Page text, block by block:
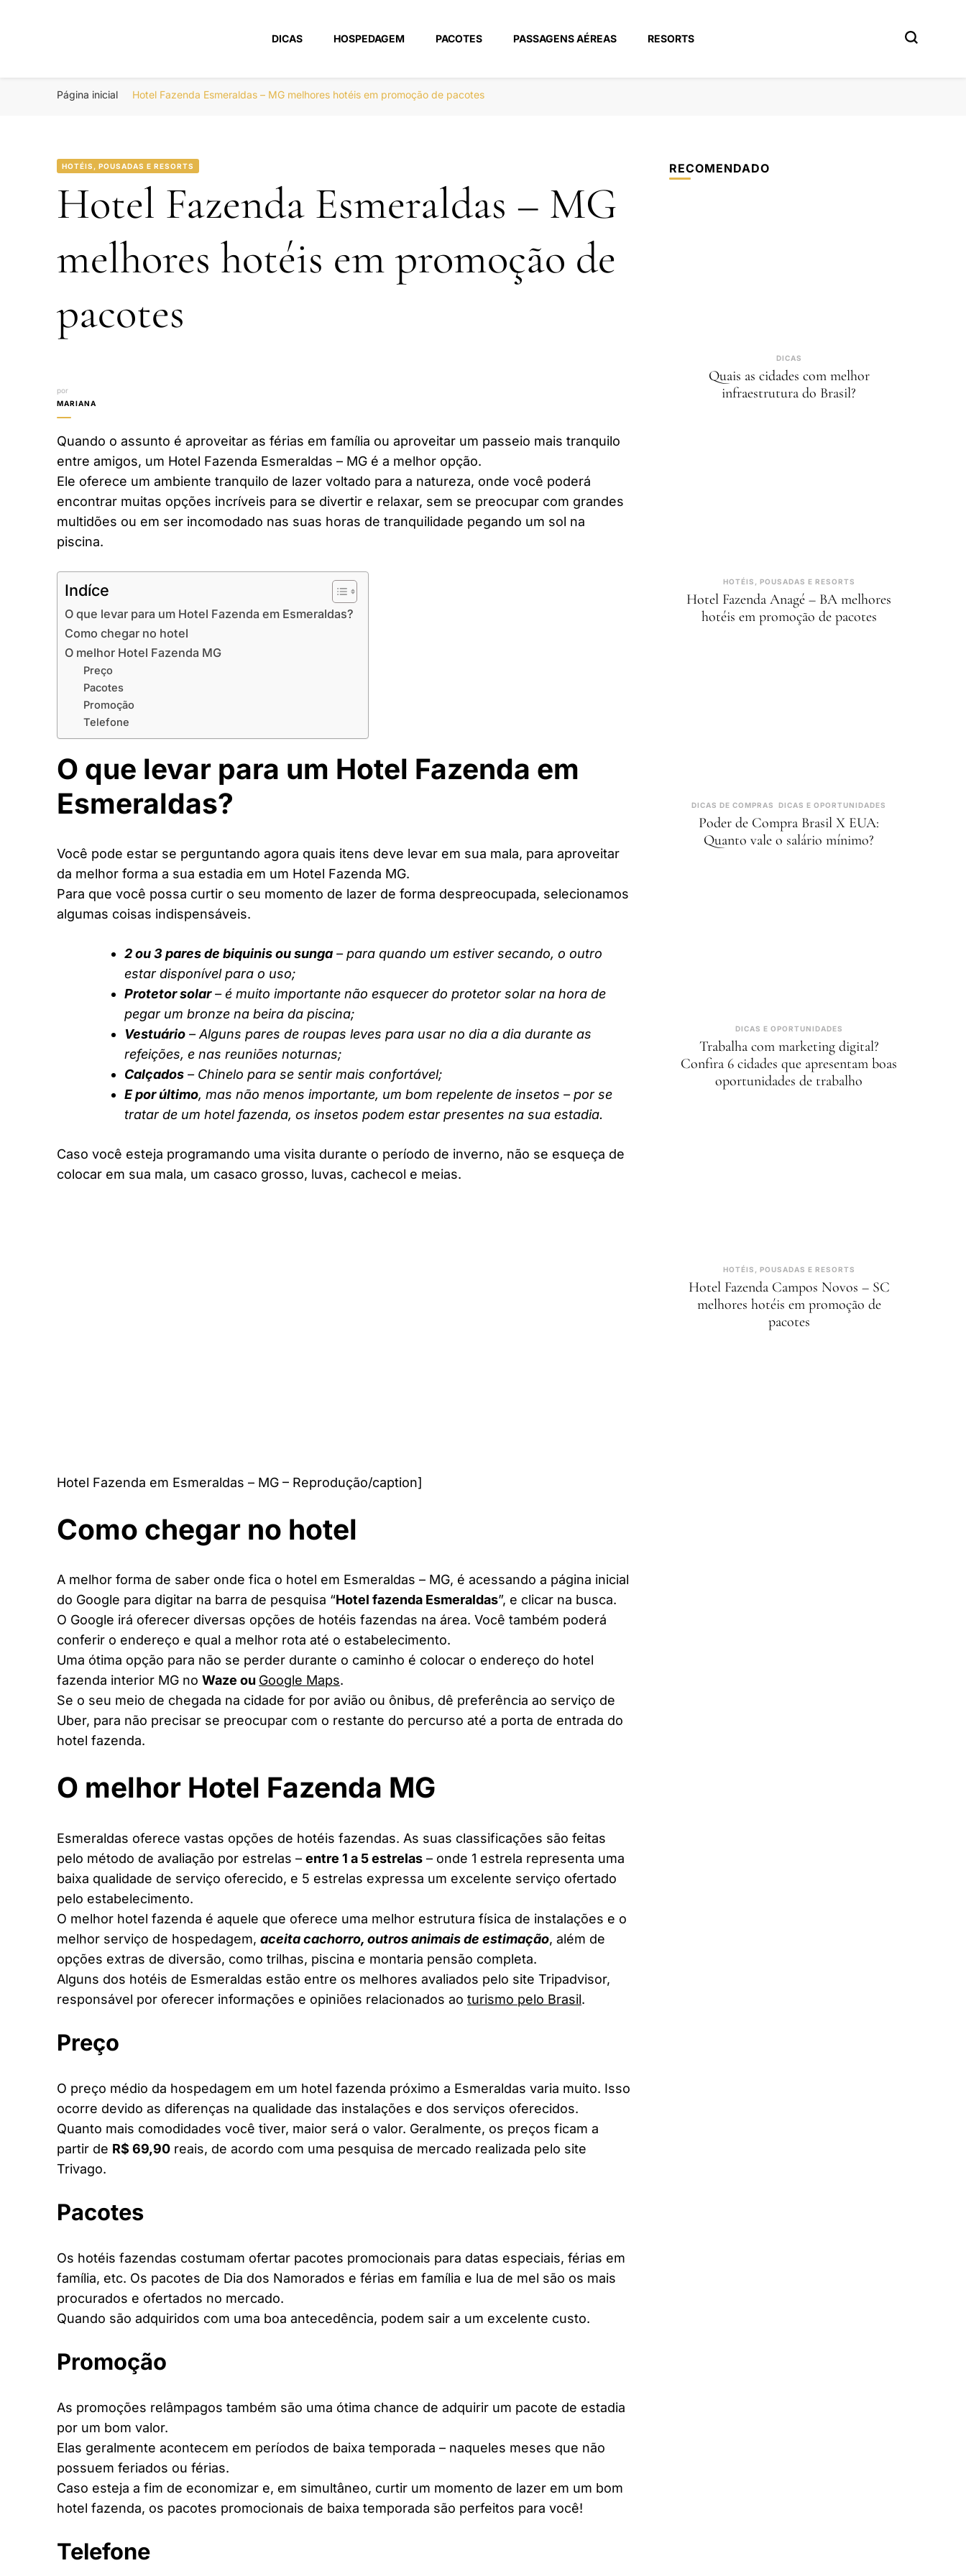
Portal Boa Viagem
DICAS HOSPEDAGEM PACOTES PASSAGENS AÉREAS RESORTS
Página inicial Hotel Fazenda Esmeraldas – MG melhores hotéis em promoção de pacotes
HOTÉIS, POUSADAS E RESORTS
Hotel Fazenda Esmeraldas – MG
melhores hotéis em promoção de
pacotes
por
MARIANA
Quando o assunto é aproveitar as férias em família ou aproveitar um passeio mais tranquilo
entre amigos, um Hotel Fazenda Esmeraldas – MG é a melhor opção.
Ele oferece um ambiente tranquilo de lazer voltado para a natureza, onde você poderá
encontrar muitas opções incríveis para se divertir e relaxar, sem se preocupar com grandes
multidões ou em ser incomodado nas suas horas de tranquilidade pegando um sol na
piscina.
Indíce
O que levar para um Hotel Fazenda em Esmeraldas?
Como chegar no hotel
O melhor Hotel Fazenda MG
Preço
Pacotes
Promoção
Telefone
O que levar para um Hotel Fazenda em
Esmeraldas?
Você pode estar se perguntando agora quais itens deve levar em sua mala, para aproveitar
da melhor forma a sua estadia em um Hotel Fazenda MG.
Para que você possa curtir o seu momento de lazer de forma despreocupada, selecionamos
algumas coisas indispensáveis.
2 ou 3 pares de biquinis ou sunga – para quando um estiver secando, o outro
estar disponível para o uso;
Protetor solar– é muito importante não esquecer do protetor solar na hora de
pegar um bronze na beira da piscina;
Vestuário – Alguns pares de roupas leves para usar no dia a dia durante as
refeições, e nas reuniões noturnas;
Calçados – Chinelo para se sentir mais confortável;
E por último, mas não menos importante, um bom repelente de insetos – por se
tratar de um hotel fazenda, os insetos podem estar presentes na sua estadia.
Caso você esteja programando uma visita durante o período de inverno, não se esqueça de
colocar em sua mala, um casaco grosso, luvas, cachecol e meias.
Hotel Fazenda em Esmeraldas – MG – Reprodução/caption]
Como chegar no hotel
A melhor forma de saber onde fica o hotel em Esmeraldas – MG, é acessando a página inicial
do Google para digitar na barra de pesquisa “Hotel fazenda Esmeraldas”, e clicar na busca.
O Google irá oferecer diversas opções de hotéis fazendas na área. Você também poderá
conferir o endereço e qual a melhor rota até o estabelecimento.
Uma ótima opção para não se perder durante o caminho é colocar o endereço do hotel
fazenda interior MG no Waze ou Google Maps.
Se o seu meio de chegada na cidade for por avião ou ônibus, dê preferência ao serviço de
Uber, para não precisar se preocupar com o restante do percurso até a porta de entrada do
hotel fazenda.
O melhor Hotel Fazenda MG
Esmeraldas oferece vastas opções de hotéis fazendas. As suas classificações são feitas
pelo método de avaliação por estrelas – entre 1 a 5 estrelas – onde 1 estrela representa uma
baixa qualidade de serviço oferecido, e 5 estrelas expressa um excelente serviço ofertado
pelo estabelecimento.
O melhor hotel fazenda é aquele que oferece uma melhor estrutura física de instalações e o
melhor serviço de hospedagem, aceita cachorro, outros animais de estimação, além de
opções extras de diversão, como trilhas, piscina e montaria pensão completa.
Alguns dos hotéis de Esmeraldas estão entre os melhores avaliados pelo site Tripadvisor,
responsável por oferecer informações e opiniões relacionados ao turismo pelo Brasil.
Preço
O preço médio da hospedagem em um hotel fazenda próximo a Esmeraldas varia muito. Isso
ocorre devido as diferenças na qualidade das instalações e dos serviços oferecidos.
Quanto mais comodidades você tiver, maior será o valor. Geralmente, os preços ficam a
partir de R$ 69,90 reais, de acordo com uma pesquisa de mercado realizada pelo site
Trivago.
Pacotes
Os hotéis fazendas costumam ofertar pacotes promocionais para datas especiais, férias em
família, etc. Os pacotes de Dia dos Namorados e férias em família e lua de mel são os mais
procurados e ofertados no mercado.
Quando são adquiridos com uma boa antecedência, podem sair a um excelente custo.
Promoção
As promoções relâmpagos também são uma ótima chance de adquirir um pacote de estadia
por um bom valor.
Elas geralmente acontecem em períodos de baixa temporada – naqueles meses que não
possuem feriados ou férias.
Caso esteja a fim de economizar e, em simultâneo, curtir um momento de lazer em um bom
hotel fazenda, os pacotes promocionais de baixa temporada são perfeitos para você!
Telefone
RECOMENDADO
DICAS
Quais as cidades com melhor
infraestrutura do Brasil?
HOTÉIS, POUSADAS E RESORTS
Hotel Fazenda Anagé – BA melhores
hotéis em promoção de pacotes
DICAS DE COMPRAS DICAS E OPORTUNIDADES
Poder de Compra Brasil X EUA:
Quanto vale o salário mínimo?
DICAS E OPORTUNIDADES
Trabalha com marketing digital?
Confira 6 cidades que apresentam boas
oportunidades de trabalho
HOTÉIS, POUSADAS E RESORTS
Hotel Fazenda Campos Novos – SC
melhores hotéis em promoção de
pacotes